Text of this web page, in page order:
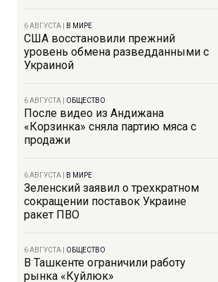
6 АВГУСТА В МИРЕ
США восстановили прежний
уровень обмена разведданными с
Украиной
6 АВГУСТА ОБЩЕСТВО
После видео из Андижана
«Корзинка» сняла партию мяса с
продажи
6 АВГУСТА В МИРЕ
Зеленский заявил о трехкратном
сокращении поставок Украине
ракет ПВО
6 АВГУСТА ОБЩЕСТВО
В Ташкенте ограничили работу
рынка «Куйлюк»